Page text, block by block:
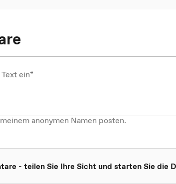
anonymen Namen posten.
- teilen Sie Ihre Sicht und starten Sie die